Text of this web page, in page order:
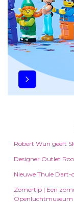
Robert Wun geeft
Designer Outlet
Nieuwe Thule Dart-
Zomertip | Een
Openluchtmuseum